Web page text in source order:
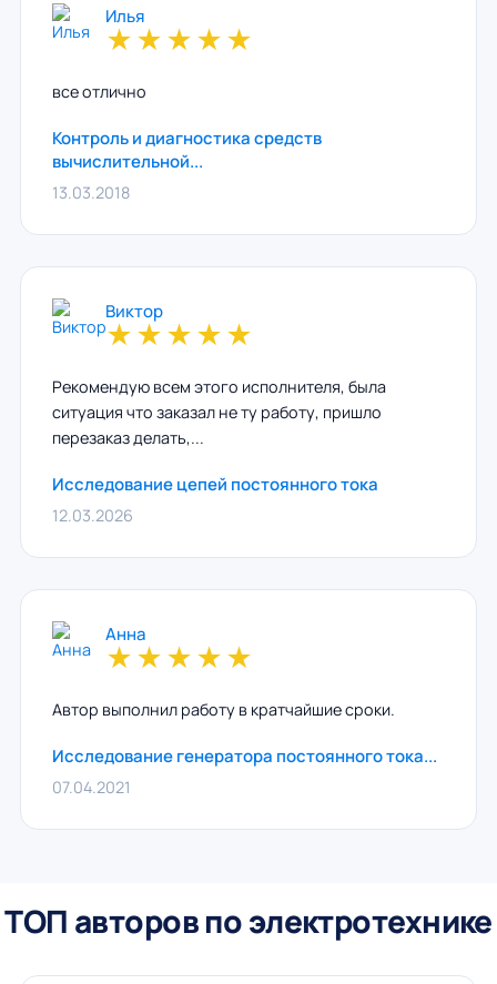
Илья
★★★★★
все отлично
Контроль и диагностика средств
вычислительной...
13.03.2018
Виктор
★★★★★
Рекомендую всем этого исполнителя, была
ситуация что заказал не ту работу, пришло
перезаказ делать,...
Исследование цепей постоянного тока
12.03.2026
Анна
★★★★★
Автор выполнил работу в кратчайшие сроки.
Исследование генератора постоянного тока...
07.04.2021
ТОП авторов по электротехнике